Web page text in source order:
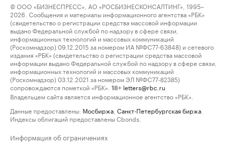
© ООО «БИЗНЕСПРЕСС», АО «РОСБИЗНЕСКОНСАЛТИНГ», 1995–
2026. Сообщения и материалы информационного агентства «РБК»
(свидетельство о регистрации средства массовой информации
выдано Федеральной службой по надзору в сфере связи,
информационных технологий и массовых коммуникаций
(Роскомнадзор) 09.12.2015 за номером ИА №ФС77-63848) и сетевого
издания «РБК» (свидетельство о регистрации средства массовой
информации выдано Федеральной службой по надзору в сфере связи,
информационных технологий и массовых коммуникаций
(Роскомнадзор) 03.12.2021 за номером ЭЛ №ФС77-82385)
сопровождаются пометкой «РБК».
18+ letters@rbc.ru
Владельцем сайта является информационное агентство «РБК».
Данные предоставлены: Мосбиржа Санкт-Петербургская биржа
Индексы облигаций предоставлены Cbonds.
Информация об ограничениях